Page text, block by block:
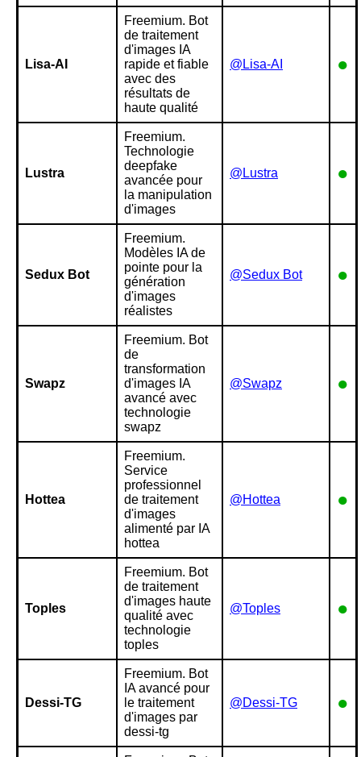
Lisa-AI
Freemium. Bot
de traitement
d'images IA
rapide et fiable
avec des
résultats de
haute qualité
@Lisa-AI ●
Lustra
Freemium.
Technologie
deepfake
avancée pour
la manipulation
d'images
@Lustra ●
Sedux Bot
Freemium.
Modèles IA de
pointe pour la
génération
d'images
réalistes
@Sedux Bot ●
Swapz
Freemium. Bot
de
transformation
d'images IA
avancé avec
technologie
swapz
@Swapz ●
Hottea
Freemium.
Service
professionnel
de traitement
d'images
alimenté par IA
hottea
@Hottea ●
Toples
Freemium. Bot
de traitement
d'images haute
qualité avec
technologie
toples
@Toples ●
Dessi-TG
Freemium. Bot
IA avancé pour
le traitement
d'images par
dessi-tg
@Dessi-TG ●